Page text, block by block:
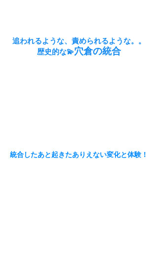
追われるような、責められるような。。
​歴史的な💫穴倉の統合
統合したあと起きたありえない変化と体験！